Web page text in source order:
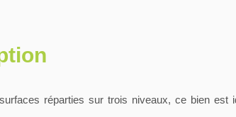
réparties sur trois niveaux, ce bien est